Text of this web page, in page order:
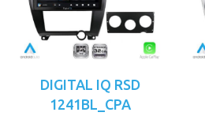
DIGITAL IQ RSD
1241BL_CPA